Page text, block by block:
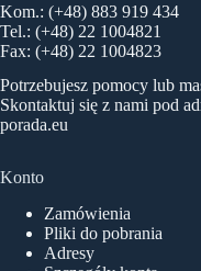
Kom.: (+48) 883 919 434
Tel.: (+48) 22 1004821
Fax: (+48) 22 1004823
Potrzebujesz pomocy lub
Skontaktuj się z nami pod
porada.eu
Konto
Zamówienia
Pliki do pobrania
Adresy